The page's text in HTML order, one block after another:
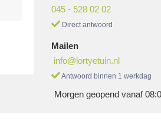
045 - 528 02 02
Direct antwoord
Mailen
info@lortyetuin.nl
Antwoord binnen 1 werkdag
Morgen geopend vanaf